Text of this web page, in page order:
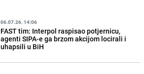
06.07.26. 14:06
FAST tim: Interpol raspisao potjernicu,
agenti SIPA-e ga brzom akcijom locirali i
uhapsili u BiH